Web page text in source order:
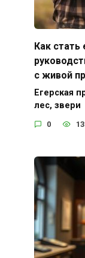
Как стать
с живой
Егерская
лес, звери
0 13